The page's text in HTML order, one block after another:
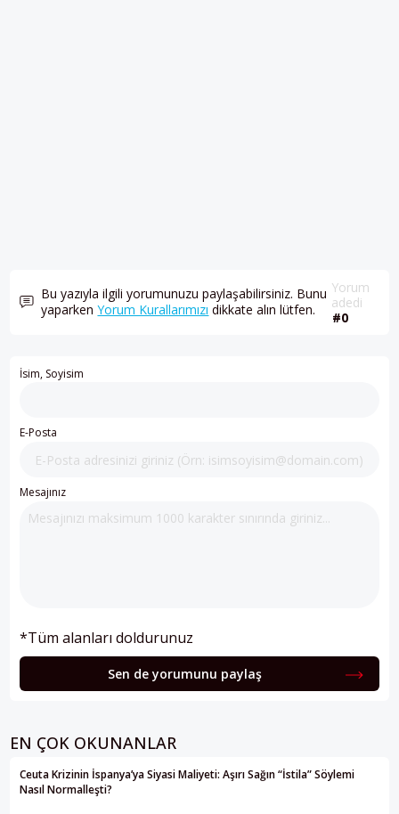
Bu yazıyla ilgili yorumunuzu paylaşabilirsiniz. Bunu
yaparkenYorum Kurallarımızı dikkate alın lütfen.
Yorum
adedi
#0
İsim, Soyisim
E-Posta
Mesajınız
*Tüm alanları doldurunuz
Sen de yorumunu paylaş
EN ÇOK OKUNANLAR
Ceuta Krizinin İspanya’ya Siyasi Maliyeti: Aşırı Sağın “İstila” Söylemi
Nasıl Normalleşti?